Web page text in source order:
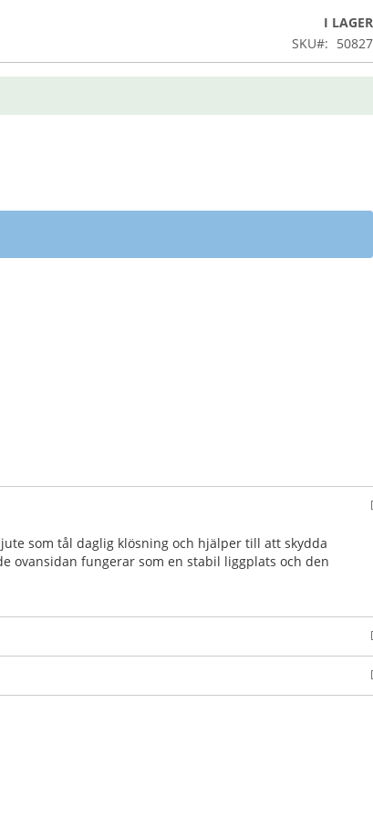
I LAGER
SKU
50827
som tål daglig klösning och hjälper till att skydda
ovansidan fungerar som en stabil liggplats och den